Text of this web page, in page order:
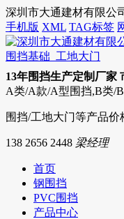
深圳市大通建材有限公
手机版 XML TAG标签
13年围挡生产定制厂家
A类/A款/A型围挡,B类/
围挡/工地大门等产品价
138 2656 2448 梁经理
首页
钢围挡
PVC围挡
产品中心